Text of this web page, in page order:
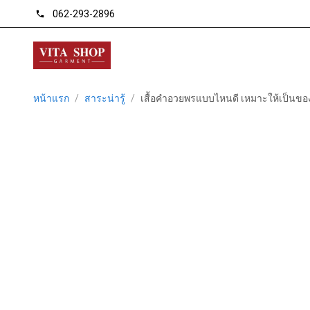
phone 062-293-2896
หน้าแรก / สาระน่ารู้ / เสื้อคำอวยพรแบบไหนดี เหมาะให้เป็นข